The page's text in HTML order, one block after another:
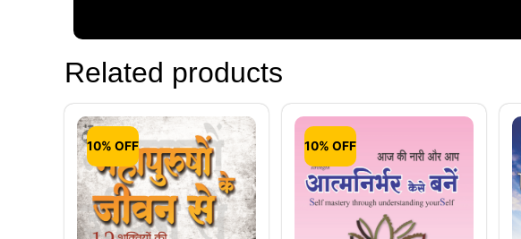
Related products
10% OFF 10% OFF